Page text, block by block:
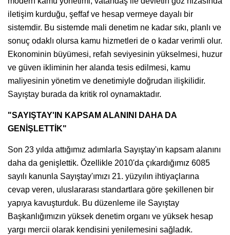
iletişim kurduğu, şeffaf ve hesap vermeye dayalı bir
sistemdir. Bu sistemde mali denetim ne kadar sıkı, planlı ve
sonuç odaklı olursa kamu hizmetleri de o kadar verimli olur.
Ekonominin büyümesi, refah seviyesinin yükselmesi, huzur
ve güven ikliminin her alanda tesis edilmesi, kamu
maliyesinin yönetim ve denetimiyle doğrudan ilişkilidir.
Sayıştay burada da kritik rol oynamaktadır.
"SAYIŞTAY'IN KAPSAM ALANINI DAHA DA
GENİŞLETTİK"
Son 23 yılda attığımız adımlarla Sayıştay'ın kapsam alanını
daha da genişlettik. Özellikle 2010'da çıkardığımız 6085
sayılı kanunla Sayıştay'ımızı 21. yüzyılın ihtiyaçlarına
cevap veren, uluslararası standartlara göre şekillenen bir
yapıya kavuşturduk. Bu düzenleme ile Sayıştay
Başkanlığımızın yüksek denetim organı ve yüksek hesap
yargı mercii olarak kendisini yenilemesini sağladık.